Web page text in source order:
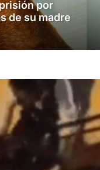
por
de su madre